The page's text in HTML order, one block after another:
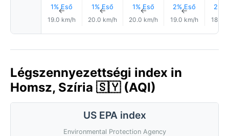
1% Eső
↑
19.0 km/h
1% Eső
↑
20.0 km/h
1% Eső
↑
20.0 km/h
2% Eső
↑
19.0 km/h
2%
18.0
Légszennyezettségi index in
Homsz, Szíria 🇸🇾 (AQI)
US EPA index
Environmental Protection Agency